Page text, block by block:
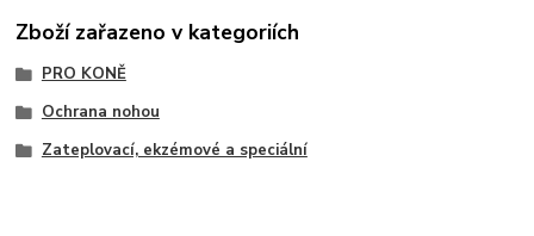
Zboží zařazeno v kategoriích
PRO KONĚ
Ochrana nohou
Zateplovací, ekzémové a speciální